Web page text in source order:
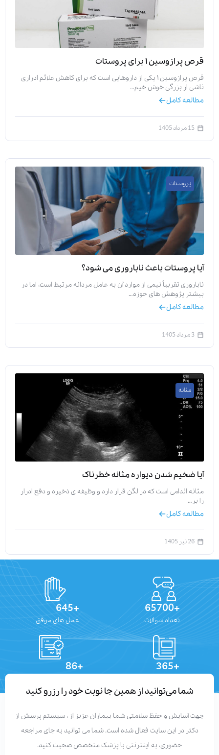
قرص پرازوسین ۱ برای پروستات
قرص پرازوسین ۱ یکی از داروهایی است که برای کاهش علائم ادراری
ناشی از بزرگی خوش خیم…
مطالعه کامل
15 مرداد 1405
پروستات
آیا پروستات باعث ناباروری می‌ شود؟
ناباروری تقریباً نیمی از موارد آن به عامل مردانه مرتبط است، اما در
بیشتر پژوهش‌ های حوزه…
مطالعه کامل
3 مرداد 1405
مثانه
آیا ضخیم شدن دیواره مثانه خطرناک
مثانه اندامی است که در لگن قرار دارد و وظیفه‌ ی ذخیره و دفع ادرار
را بر…
مطالعه کامل
26 تیر 1405
+65700
تعداد سوالات
+645
عمل های موفق
+365
+86
شما می‌توانید از همین جا نوبت خود را رزرو کنید
جهت آسایش و حفظ سلامتی شما بیماران عزیز از ، سیستم پرسش از
دکتر در این سایت فعال شده است. شما می توانید به جای مراجعه
حضوری، به اینترنتی با پزشک متخصص صحبت کنید.